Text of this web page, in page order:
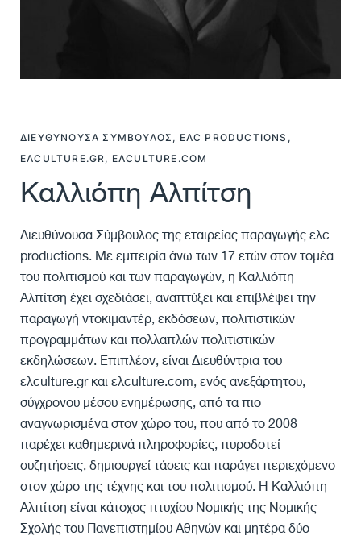
ΔΙΕΥΘΎΝOΥΣΑ ΣΎΜΒΟΥΛΟΣ, ΕΛC PRODUCTIONS,
ΕΛCULTURE.GR, ΕΛCULTURE.COM
Καλλιόπη Αλπίτση
Διευθύνουσα Σύμβουλος της εταιρείας παραγωγής ελc
productions. Με εμπειρία άνω των 17 ετών στον τομέα
του πολιτισμού και των παραγωγών, η Καλλιόπη
Αλπίτση έχει σχεδιάσει, αναπτύξει και επιβλέψει την
παραγωγή ντοκιμαντέρ, εκδόσεων, πολιτιστικών
προγραμμάτων και πολλαπλών πολιτιστικών
εκδηλώσεων. Επιπλέον, είναι Διευθύντρια του
ελculture.gr και ελculture.com, ενός ανεξάρτητου,
σύγχρονου μέσου ενημέρωσης, από τα πιο
αναγνωρισμένα στον χώρο του, που από το 2008
παρέχει καθημερινά πληροφορίες, πυροδοτεί
συζητήσεις, δημιουργεί τάσεις και παράγει περιεχόμενο
στον χώρο της τέχνης και του πολιτισμού. Η Καλλιόπη
Αλπίτση είναι κάτοχος πτυχίου Νομικής της Νομικής
Σχολής του Πανεπιστημίου Αθηνών και μητέρα δύο